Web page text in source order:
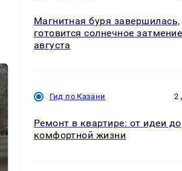
Магнитная буря завершилась,
готовится солнечное
августа
Гид по Казани 2
Ремонт в квартире: от идеи до
комфортной жизни